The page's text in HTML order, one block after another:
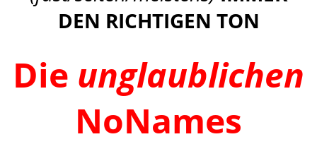
DEN RICHTIGEN TON
Die unglaublichen
NoNames